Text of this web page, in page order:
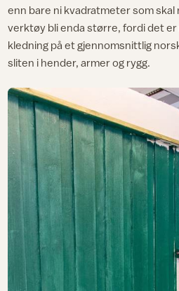
enn bare ni kvadratmeter som
verktøy bli enda større, fordi det
kledning på et gjennomsnittlig
sliten i hender, armer og rygg.